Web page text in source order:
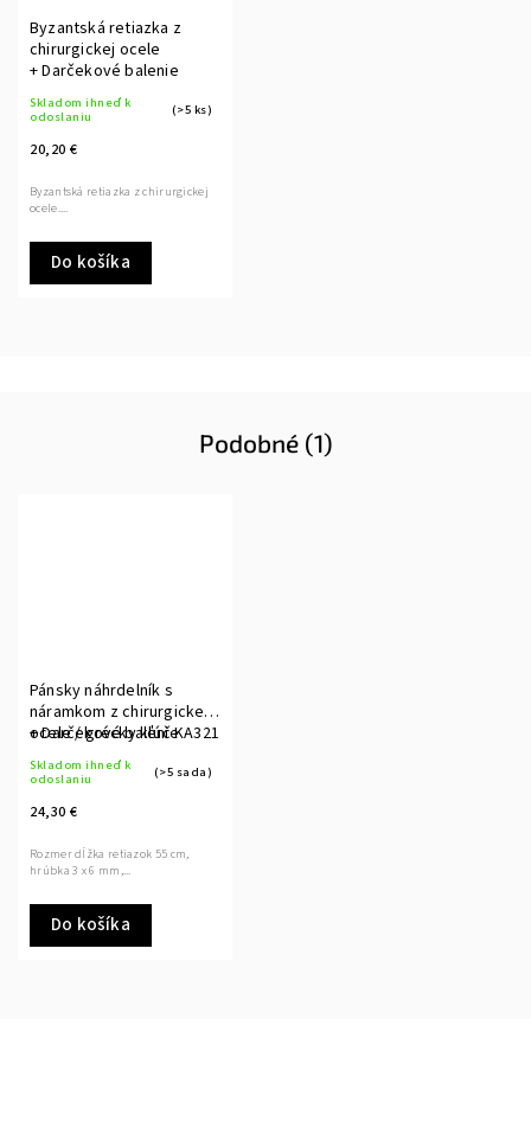
Byzantská retiazka z
chirurgickej ocele
+ Darčekové balenie
Skladom ihneď k
odoslaniu
(>5 ks)
20,20 €
Do košíka
Byzantská retiazka z chirurgickej
ocele....
Podobné (1)
Pánsky náhrdelník s
náramkom z chirurgickej
ocele / grécky kľúč KA321
+ Darčekové balenie
Skladom ihneď k
odoslaniu
(>5 sada)
24,30 €
Do košíka
Rozmer dĺžka retiazok 55 cm,
hrúbka 3 x 6 mm,...